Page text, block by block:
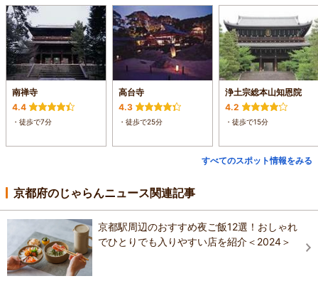
南禅寺
4.4
・徒歩で7分
高台寺
4.3
・徒歩で25分
浄土宗総本山知恩院
4.2
・徒歩で15分
すべてのスポット情報をみる
京都府のじゃらんニュース関連記事
京都駅周辺のおすすめ夜ご飯12選！おしゃれ
でひとりでも入りやすい店を紹介＜2024＞